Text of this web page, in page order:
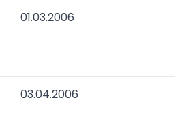
01.03.2006
03.04.2006